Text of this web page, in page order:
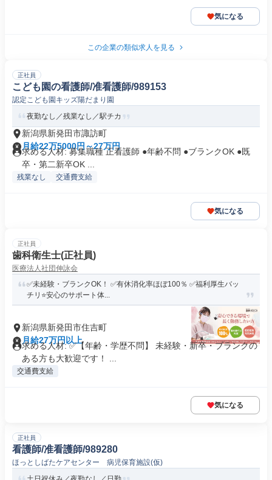
気になる
この企業の類似求人を見る
正社員
こども園の看護師/准看護師/989153
認定こども園キッズ陽だまり園
夜勤なし／残業なし／駅チカ
新潟県新発田市諏訪町
月給22万5000円～27万円
求める人材: 募集職種 正看護師 ●年齢不問 ●ブランクOK ●既
卒・第二新卒OK ...
残業なし 交通費支給
気になる
正社員
歯科衛生士(正社員)
医療法人社団伸詠会
✅未経験・ブランクOK！ ✅有休消化率ほぼ100％ ✅福利厚生バッ
チリ⭐️安心のサポート体...
新潟県新発田市住吉町
月給27万円以上
求める人材: ✅【年齢・学歴不問】 未経験・新卒・ブランクの
ある方も大歓迎です！ ...
交通費支給
気になる
正社員
看護師/准看護師/989280
ほっとしばたケアセンター 病児保育施設(仮)